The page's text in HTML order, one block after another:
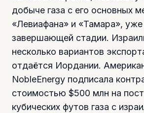
добыче газа с его основных
«Левиафана» и «Тамара», уже
завершающей стадии.
несколько вариантов
отдаётся Иордании.
NobleEnergy подписала
стоимостью $500 млн на
кубических футов газа с